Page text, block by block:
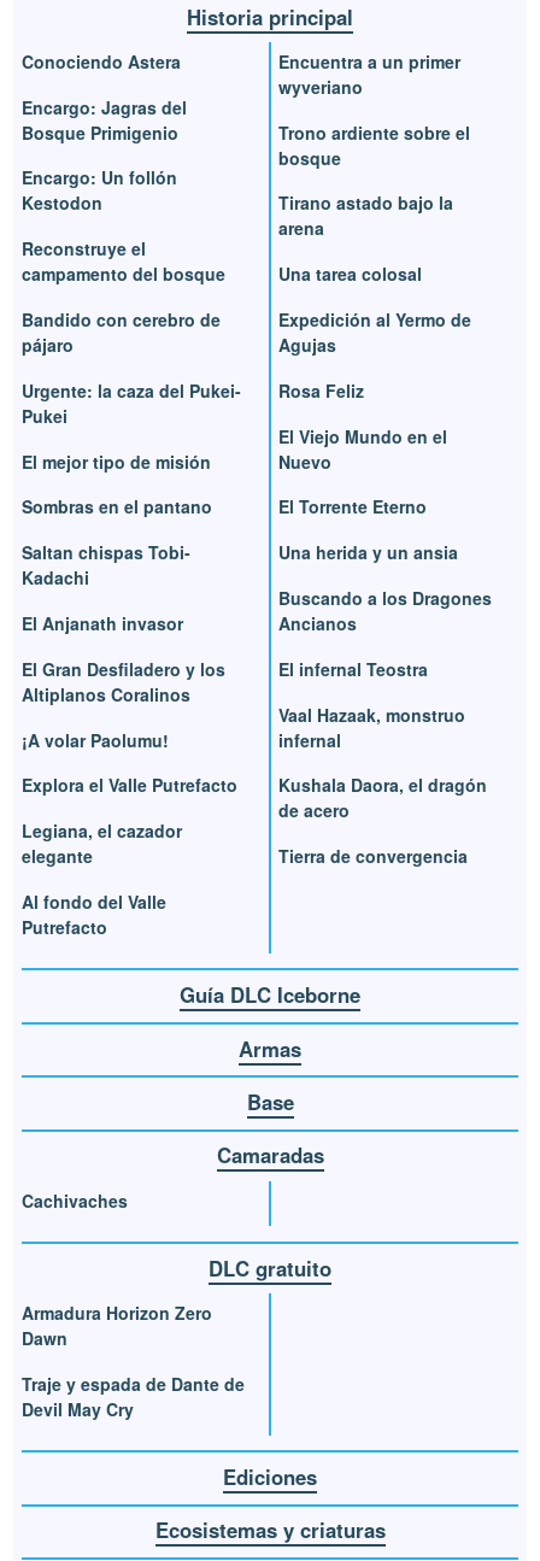
Historia principal
Conociendo Astera
Encargo: Jagras del
Bosque Primigenio
Encargo: Un follón
Kestodon
Reconstruye el
campamento del bosque
Bandido con cerebro de
pájaro
Urgente: la caza del Pukei-
Pukei
El mejor tipo de misión
Sombras en el pantano
Saltan chispas Tobi-
Kadachi
El Anjanath invasor
El Gran Desfiladero y los
Altiplanos Coralinos
¡A volar Paolumu!
Explora el Valle Putrefacto
Legiana, el cazador
elegante
Al fondo del Valle
Putrefacto
Encuentra a un primer
wyveriano
Trono ardiente sobre el
bosque
Tirano astado bajo la
arena
Una tarea colosal
Expedición al Yermo de
Agujas
Rosa Feliz
El Viejo Mundo en el
Nuevo
El Torrente Eterno
Una herida y un ansia
Buscando a los Dragones
Ancianos
El infernal Teostra
Vaal Hazaak, monstruo
infernal
Kushala Daora, el dragón
de acero
Tierra de convergencia
Guía DLC Iceborne
Armas
Base
Camaradas
Cachivaches
DLC gratuito
Armadura Horizon Zero
Dawn
Traje y espada de Dante de
Devil May Cry
Ediciones
Ecosistemas y criaturas